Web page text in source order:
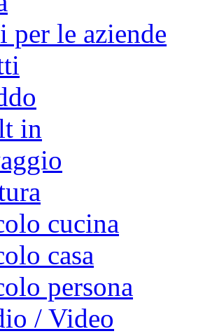
per le aziende
in
cucina
casa
persona
/ Video